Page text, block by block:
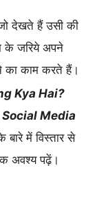
देखते हैं उसी की
के जरिये अपने
काम करते हैं।
Kya Hai?
Media
में विस्तार से
अवश्य पढ़ें।